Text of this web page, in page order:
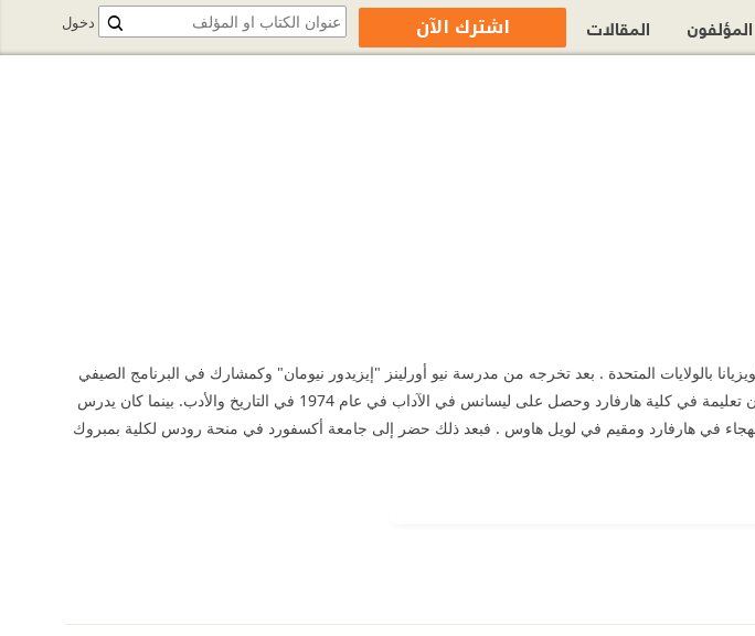
1952 في نيو أورلينز بولاية لويزيانا بالولايات المتحدة . بعد تخرجه من مدرسة نيو أورلينز "إيزيدور نيومان" وكمشارك في البرنامج الصيفي
لكلية ديب سبرينجس لجمعية تيلورايد (TASP)، تلقى إيزاكسون تعليمة في كلية هارفارد وحصل على ليسانس في الآداب في عام 1974 في التاريخ والأدب. بينما كان يدرس
في هارفارد ومقيم في لويل هاوس . فبعد ذلك حضر إلى جامعة أكسفورد في منحة رودس لكلية بمبروك
دخول المؤلفون المقالات اشترك الآن